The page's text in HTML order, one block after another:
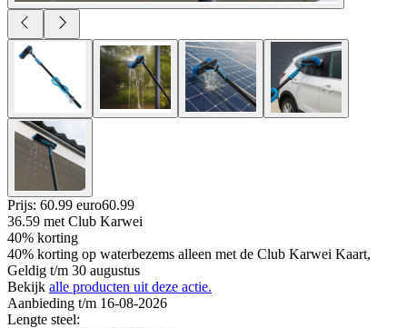
Prijs: 60.99 euro60.99
36.59 met Club Karwei
40% korting
40% korting op waterbezems alleen met de Club Karwei Kaart,
Geldig t/m 30 augustus
Bekijk alle producten uit deze actie.
Aanbieding t/m 16-08-2026
Lengte steel: